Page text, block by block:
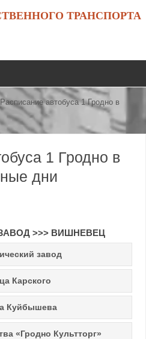
ТРАНСПОРТА
Расписание автобуса 1 Гродно в
1 Гродно в
дни
>>> ВИШНЕВЕЦ
завод
Карского
Куйбышева
«Гродно Культторг»